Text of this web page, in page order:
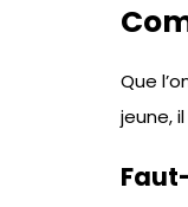
Que
jeune,